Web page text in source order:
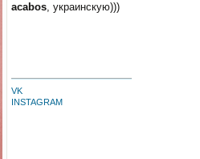
acabos, украинскую)))
VK
INSTAGRAM